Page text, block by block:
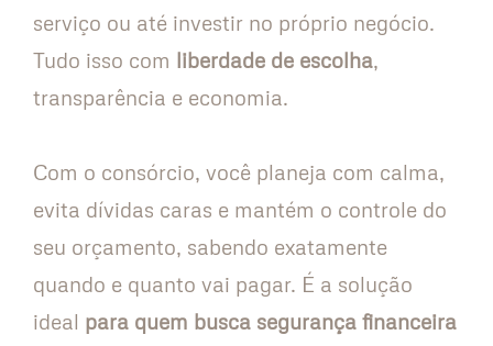
serviço ou até investir no próprio negócio.
Tudo isso com liberdade de escolha,
transparência e economia.
Com o consórcio, você planeja com calma,
evita dívidas caras e mantém o controle do
seu orçamento, sabendo exatamente
quando e quanto vai pagar. É a solução
ideal para quem busca segurança financeira